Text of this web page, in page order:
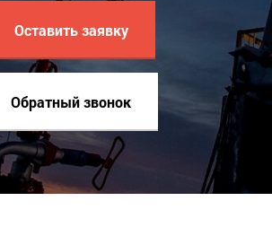
Оставить заявку
Обратный звонок